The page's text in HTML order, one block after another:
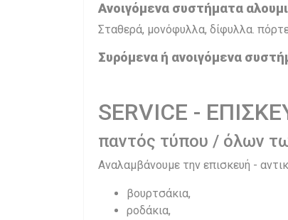
Ανοιγόμενα συστήματα
Σταθερά, μονόφυλλα, δίφυλλα.
Συρόμενα ή ανοιγόμενα
SERVICE -
παντός τύπου / όλων
Αναλαμβάνουμε την επισκευή -
βουρτσάκια,
ροδάκια,